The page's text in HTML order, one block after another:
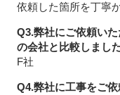
依頼した箇所を丁寧
Q3.弊社にご依頼い
の会社と比較しまし
F社
Q4.弊社に工事をご